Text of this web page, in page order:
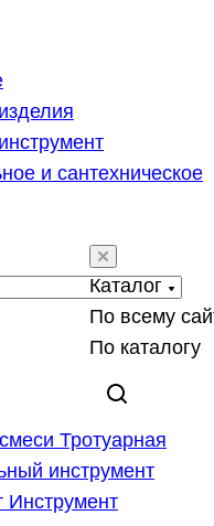
и сантехническое
Каталог
По всему
По каталогу
Тротуарная
инструмент
Инструмент